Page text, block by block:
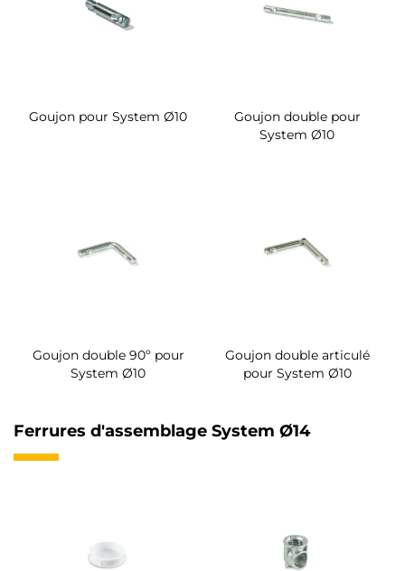
Goujon pour System Ø10
Goujon double pour
System Ø10
Goujon double 90º pour
System Ø10
Goujon double articulé
pour System Ø10
Ferrures d'assemblage System Ø14